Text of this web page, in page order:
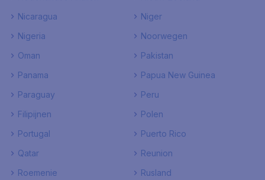
Nicaragua
Niger
Nigeria
Noorwegen
Oman
Pakistan
Panama
Papua New Guinea
Paraguay
Peru
Filipijnen
Polen
Portugal
Puerto Rico
Qatar
Reunion
Roemenie
Rusland